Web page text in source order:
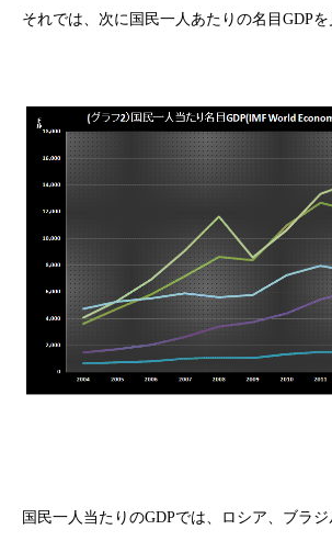
それでは、次に国民一人あたりの名目GDPを
国民一人当たりのGDPでは、ロシア、ブラ